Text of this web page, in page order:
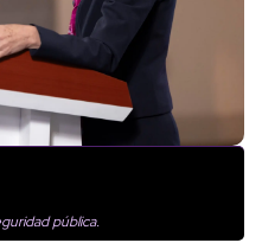
pública.